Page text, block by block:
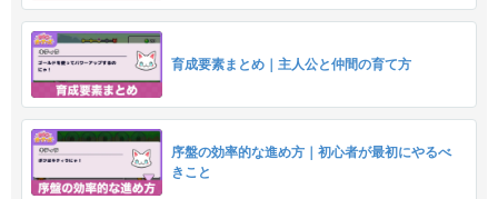
育成要素まとめ｜主人公と仲間の育て方
序盤の効率的な進め方｜初心者が最初にやるべ
きこと